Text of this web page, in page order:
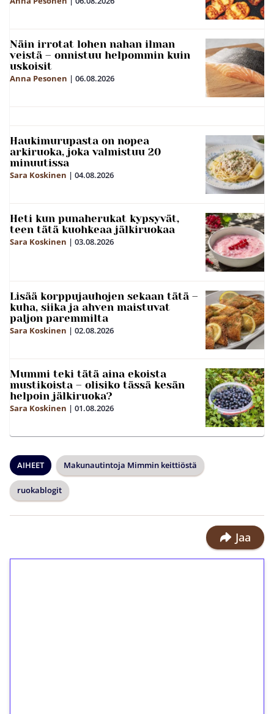
Näin irrotat lohen nahan ilman
veistä – onnistuu helpommin kuin
uskoisit
Anna Pesonen | 06.08.2026
Haukimurupasta on nopea
arkiruoka, joka valmistuu 20
minuutissa
Sara Koskinen | 04.08.2026
Heti kun punaherukat kypsyvät,
teen tätä kuohkeaa jälkiruokaa
Sara Koskinen | 03.08.2026
Lisää korppujauhojen sekaan tätä –
kuha, siika ja ahven maistuvat
paljon paremmilta
Sara Koskinen | 02.08.2026
Mummi teki tätä aina ekoista
mustikoista – olisiko tässä kesän
helpoin jälkiruoka?
Sara Koskinen | 01.08.2026
AIHEET Makunautintoja Mimmin keittiöstä
ruokablogit
Jaa